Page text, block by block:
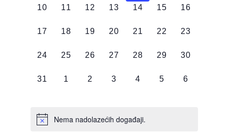
0
10
0
11
0
12
0
13
0
14
0
15
0
16
0
17
0
18
0
19
0
20
0
21
0
22
0
23
0
24
0
25
0
26
0
27
0
28
0
29
0
30
0
31
0
1
0
2
0
3
0
4
0
5
0
6
Nema nadolazećih događaji.